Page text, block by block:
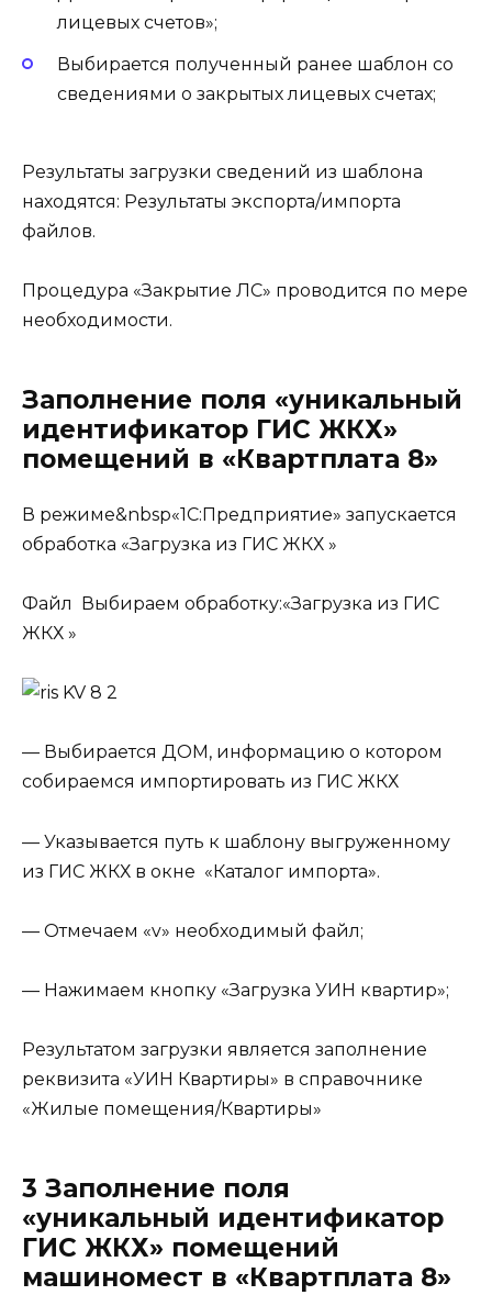
лицевых счетов»;
Выбирается полученный ранее шаблон со
сведениями о закрытых лицевых счетах;
Результаты загрузки сведений из шаблона
находятся: Результаты экспорта/импорта
файлов.
Процедура «Закрытие ЛС» проводится по мере
необходимости.
Заполнение поля «уникальный
идентификатор ГИС ЖКХ»
помещений в «Квартплата 8»
В режиме&nbsp«1С:Предприятие» запускается
обработка «Загрузка из ГИС ЖКХ »
Файл Выбираем обработку:«Загрузка из ГИС
ЖКХ »
— Выбирается ДОМ, информацию о котором
собираемся импортировать из ГИС ЖКХ
— Указывается путь к шаблону выгруженному
из ГИС ЖКХ в окне «Каталог импорта».
— Отмечаем «v» необходимый файл;
— Нажимаем кнопку «Загрузка УИН квартир»;
Результатом загрузки является заполнение
реквизита «УИН Квартиры» в справочнике
«Жилые помещения/Квартиры»
3 Заполнение поля
«уникальный идентификатор
ГИС ЖКХ» помещений
машиномест в «Квартплата 8»